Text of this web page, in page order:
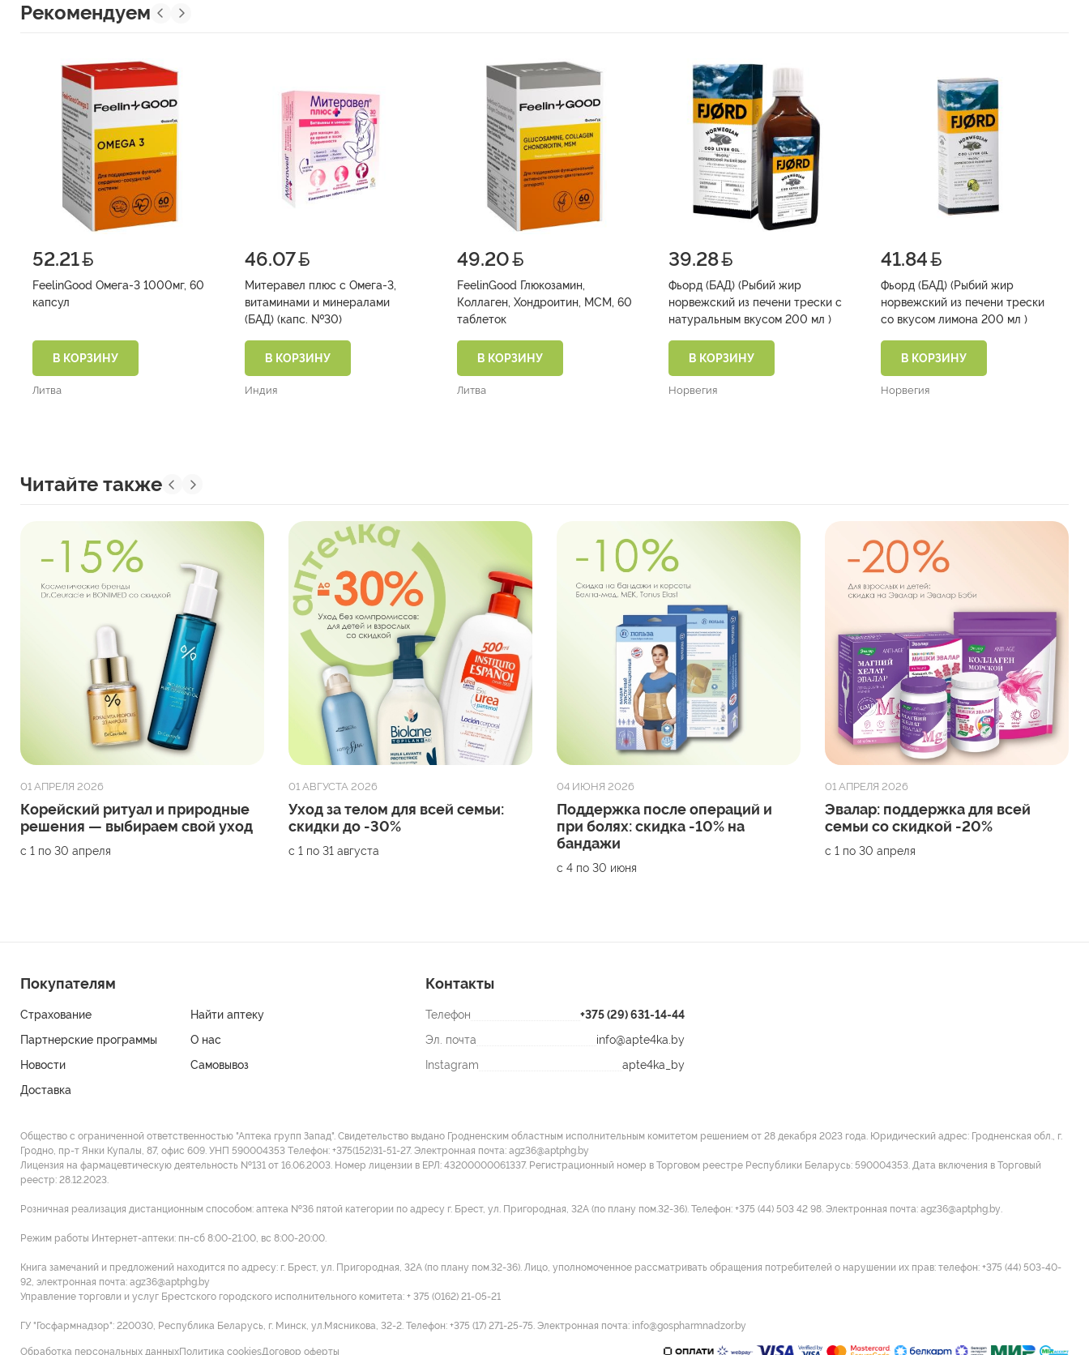
Рекомендуем
52.21
FeelinGood Омега-3 1000мг, 60
капсул
В КОРЗИНУ
Литва
46.07
Митеравел плюс с Омега-3,
витаминами и минералами
(БАД) (капс. №30)
В КОРЗИНУ
Индия
49.20
FeelinGood Глюкозамин,
Коллаген, Хондроитин, МСМ, 60
таблеток
В КОРЗИНУ
Литва
39.28
Фьорд (БАД) (Рыбий жир
норвежский из печени трески с
натуральным вкусом 200 мл )
В КОРЗИНУ
Норвегия
41.84
Фьорд (БАД) (Рыбий жир
норвежский из печени трески
со вкусом лимона 200 мл )
В КОРЗИНУ
Норвегия
Читайте также
01 АПРЕЛЯ 2026
Корейский ритуал и природные
решения — выбираем свой уход
с 1 по 30 апреля
01 АВГУСТА 2026
Уход за телом для всей семьи:
скидки до -30%
с 1 по 31 августа
04 ИЮНЯ 2026
Поддержка после операций и
при болях: скидка -10% на
бандажи
с 4 по 30 июня
01 АПРЕЛЯ 2026
Эвалар: поддержка для всей
семьи со скидкой -20%
с 1 по 30 апреля
Покупателям
Страхование
Найти аптеку
Партнерские программы
О нас
Новости
Самовывоз
Доставка
Контакты
Телефон
+375 (29) 631-14-44
Эл. почта
info@apte4ka.by
Instagram
apte4ka_by
Общество с ограниченной ответственностью "Аптека групп Запад". Свидетельство выдано Гродненским областным исполнительным комитетом решением от 28 декабря 2023 года. Юридический адрес: Гродненская обл., г.
Гродно, пр-т Янки Купалы, 87, офис 609. УНП 590004353 Tелефон: +375(152)31-51-27. Электронная почта: agz36@aptphg.by
Лицензия на фармацевтическую деятельность №131 от 16.06.2003. Номер лицензии в ЕРЛ: 43200000061337. Регистрационный номер в Торговом реестре Республики Беларусь: 590004353. Дата включения в Торговый
реестр: 28.12.2023.
Розничная реализация дистанционным способом: аптека №36 пятой категории по адресу г. Брест, ул. Пригородная, 32А (по плану пом.32-36). Телефон: +375 (44) 503 42 98. Электронная почта: agz36@aptphg.by.
Режим работы Интернет-аптеки: пн-сб 8:00-21:00, вс 8:00-20:00.
Книга замечаний и предложений находится по адресу: г. Брест, ул. Пригородная, 32А (по плану пом.32-36). Лицо, уполномоченное рассматривать обращения потребителей о нарушении их прав: телефон: +375 (44) 503-40-
92, электронная почта: agz36@aptphg.by
Управление торговли и услуг Брестского городского исполнительного комитета: + 375 (0162) 21-05-21
ГУ "Госфармнадзор": 220030, Республика Беларусь, г. Минск, ул.Мясникова, 32-2. Телефон: +375 (17) 271-25-75. Электронная почта: info@gospharmnadzor.by
Обработка персональных данныхПолитика cookiesДоговор оферты